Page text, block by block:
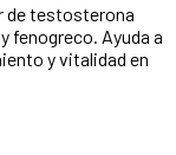
de testosterona
fenogreco. Ayuda a
y vitalidad en